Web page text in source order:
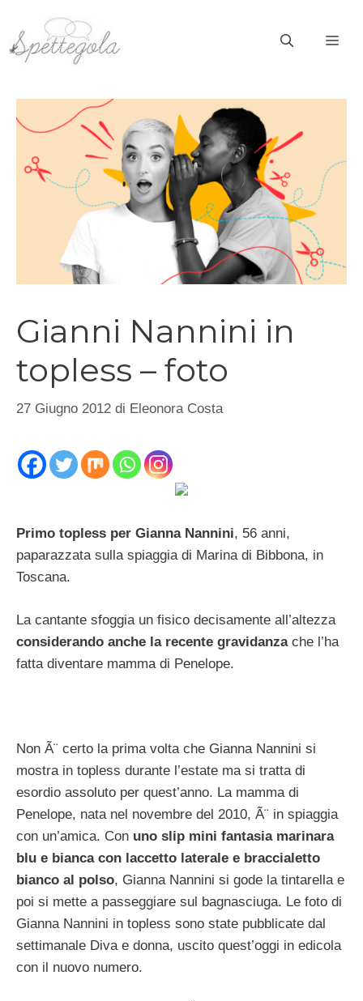
contenuto
Gianni Nannini in
topless – foto
27 Giugno 2012 di Eleonora Costa
Primo topless per Gianna Nannini, 56 anni,
paparazzata sulla spiaggia di Marina di Bibbona, in
Toscana.
La cantante sfoggia un fisico decisamente all’altezza
considerando anche la recente gravidanzache l’ha
fatta diventare mamma di Penelope.
Non Ã¨ certo la prima volta che Gianna Nannini si
mostra in topless durante l’estate ma si tratta di
esordio assoluto per quest’anno. La mamma di
Penelope, nata nel novembre del 2010, Ã¨ in spiaggia
con un’amica. Con uno slip mini fantasia marinara
blu e bianca con laccetto laterale e braccialetto
bianco al polso, Gianna Nannini si gode la tintarella e
poi si mette a passeggiare sul bagnasciuga. Le foto di
Gianna Nannini in topless sono state pubblicate dal
settimanale Diva e donna, uscito quest’oggi in edicola
con il nuovo numero.